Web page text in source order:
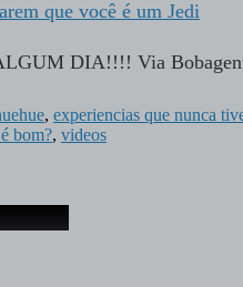
DIA!!!! Via
, experiencias que nunca
bom?, videos